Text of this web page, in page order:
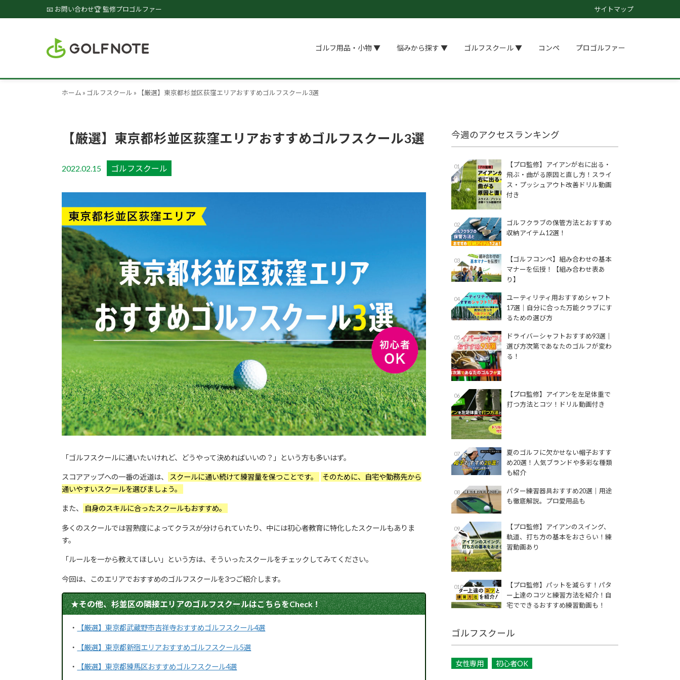
📧 お問い合わせ🏆 監修プロゴルファー サイトマップ
ゴルフ用品・小物 ▼ 悩みから探す ▼ ゴルフスクール ▼ コンペ プロゴルファー
ホーム » ゴルフスクール » 【厳選】東京都杉並区荻窪エリアおすすめゴルフスクール3選
【厳選】東京都杉並区荻窪エリアおすすめゴルフスクール3選
2022.02.15 ゴルフスクール
「ゴルフスクールに通いたいけれど、どうやって決めればいいの？」という方も多いはず。
スコアアップへの一番の近道は、 スクールに通い続けて練習量を保つことです。
そのために、自宅や勤務先から
通いやすいスクールを選びましょう。
また、 自身のスキルに合ったスクールもおすすめ。
多くのスクールでは習熟度によってクラスが分けられていたり、中には初心者教育に特化したスクールもありま
す。
「ルールを一から教えてほしい」という方は、そういったスクールをチェックしてみてください。
今回は、このエリアでおすすめのゴルフスクールを3つご紹介します。
★その他、杉並区の隣接エリアのゴルフスクールはこちらをCheck！
・ 【厳選】東京都武蔵野市吉祥寺おすすめゴルフスクール4選
・ 【厳選】東京都新宿エリアおすすめゴルフスクール5選
・ 【厳選】東京都練馬区おすすめゴルフスクール4選
今週のアクセスランキング
01
【プロ監修】アイアンが右に出る・
飛ぶ・曲がる原因と直し方！スライ
ス・プッシュアウト改善ドリル動画
付き
02
ゴルフクラブの保管方法とおすすめ
収納アイテム12選！
03
【ゴルフコンペ】組み合わせの基本
マナーを伝授！【組み合わせ表あ
り】
04
ユーティリティ用おすすめシャフト
17選│自分に合った万能クラブにす
るための選び方
05
ドライバーシャフトおすすめ93選│
選び方次第であなたのゴルフが変わ
る！
06
【プロ監修】アイアンを左足体重で
打つ方法とコツ！ドリル動画付き
07
夏のゴルフに欠かせない帽子おすす
め20選！人気ブランドや多彩な種類
も紹介
08
パター練習器具おすすめ20選｜用途
も徹底解説。プロ愛用品も
09
【プロ監修】アイアンのスイング、
軌道、打ち方の基本をおさらい！練
習動画あり
010
【プロ監修】パットを減らす！パタ
ー上達のコツと練習方法を紹介！自
宅でできるおすすめ練習動画も！
ゴルフスクール
女性専用 初心者OK